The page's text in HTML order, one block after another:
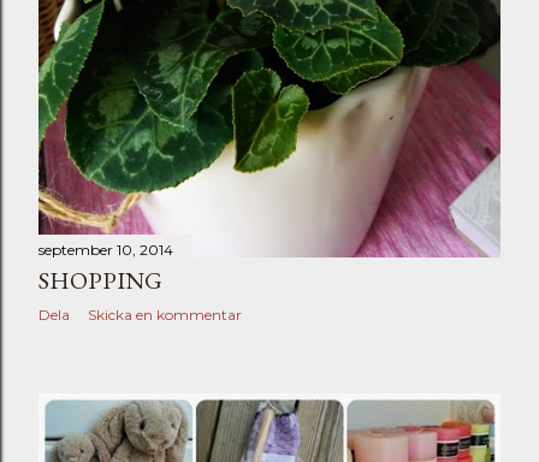
september 10, 2014
SHOPPING
Dela Skicka en kommentar